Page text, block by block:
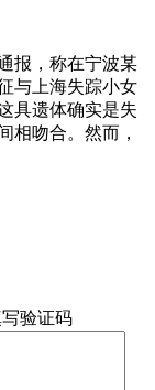
报，称在宁波某
与上海失踪小女
具遗体确实是失
相吻合。然而，